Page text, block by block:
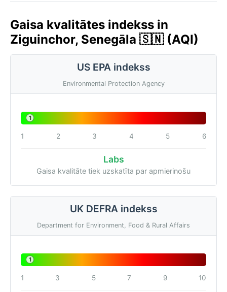
Gaisa kvalitātes indekss in
Ziguinchor, Senegāla 🇸🇳 (AQI)
US EPA indekss
Environmental Protection Agency
1
1 2 3 4 5 6
Labs
Gaisa kvalitāte tiek uzskatīta par apmierinošu
UK DEFRA indekss
Department for Environment, Food & Rural Affairs
1
1 3 5 7 9 10